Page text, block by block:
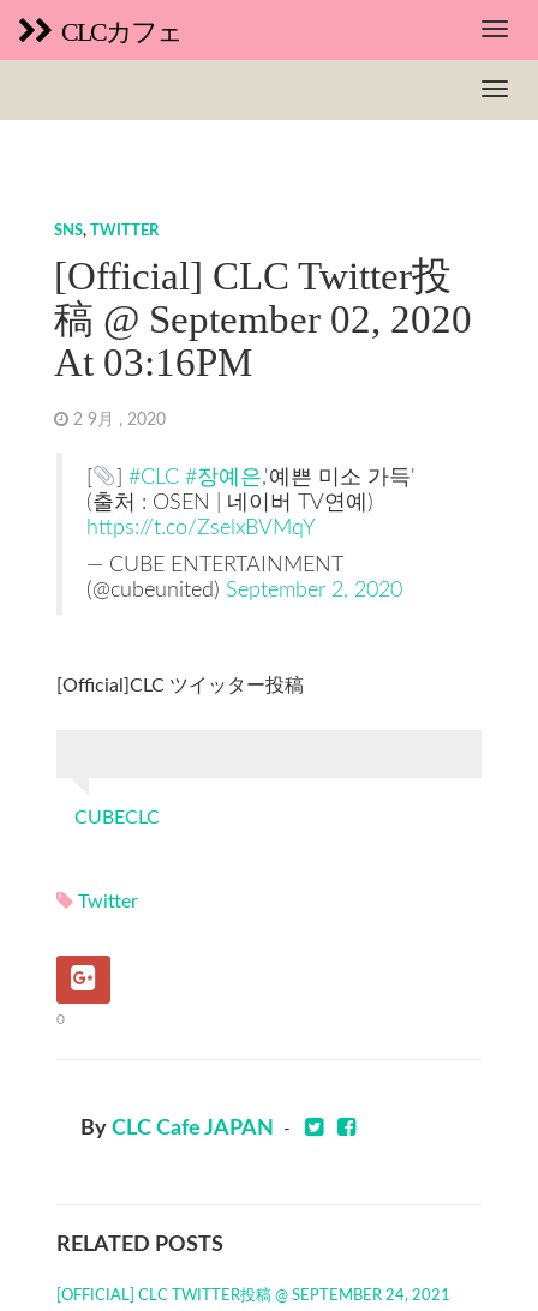
CLCカフェ
SNS, TWITTER
[Official] CLC Twitter投
稿 @ September 02, 2020
At 03:16PM
2 9月 , 2020
#CLC #장예은,'예쁜 미소 가득'
(출처 : OSEN | 네이버 TV연예)
https://t.co/ZselxBVMqY
— CUBE ENTERTAINMENT
(@cubeunited) September 2, 2020
[Official]CLC ツイッター投稿
CUBECLC
Twitter
0
By CLC Cafe JAPAN -
RELATED POSTS
[OFFICIAL] CLC TWITTER投稿 @ SEPTEMBER 24, 2021